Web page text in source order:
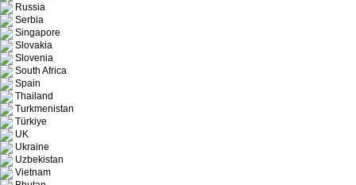
Russia
Serbia
Singapore
Slovakia
Slovenia
South Africa
Spain
Thailand
Turkmenistan
Türkiye
UK
Ukraine
Uzbekistan
Vietnam